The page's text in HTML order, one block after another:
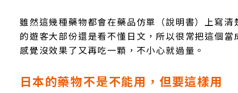
雖然這幾種藥物都會在藥品仿單（說明書）上寫
的遊客大部份還是看不懂日文，所以很常把這個
感覺沒效果了又再吃一顆，不小心就過量。
日本的藥物不是不能用，但要這樣用